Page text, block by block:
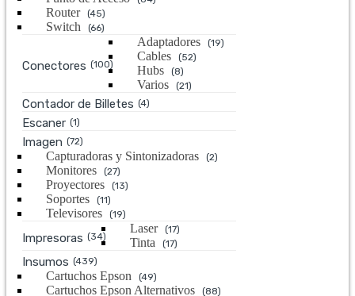
Router (45)
Switch (66)
Conectores (100)
Adaptadores (19)
Cables (52)
Hubs (8)
Varios (21)
Contador de Billetes (4)
Escaner (1)
Imagen (72)
Capturadoras y Sintonizadoras (2)
Monitores (27)
Proyectores (13)
Soportes (11)
Televisores (19)
Impresoras (34)
Laser (17)
Tinta (17)
Insumos (439)
Cartuchos Epson (49)
Cartuchos Epson Alternativos (88)